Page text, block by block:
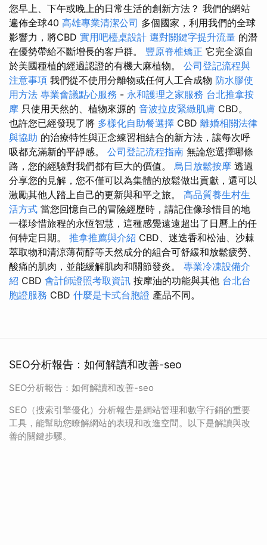
您早上、下午或晚上的日常生活的創新方法？ 我們的網站
遍佈全球40 高雄專業清潔公司 多個國家，利用我們的全球
影響力，將CBD 實用吧檯桌設計 選對關鍵字提升流量 的潛
在優勢帶給不斷增長的客戶群。 豐原脊椎矯正 它完全源自
於美國種植的經過認證的有機大麻植物。 公司登記流程與
注意事項 我們從不使用分離物或任何人工合成物 防水膠使
用方法 專業會議點心服務 - 永和護理之家服務 台北推拿按
摩 只使用天然的、植物來源的 音波拉皮緊緻肌膚 CBD。
也許您已經發現了將 多樣化自助餐選擇 CBD 離婚相關法律
與協助 的治療特性與正念練習相結合的新方法，讓每次呼
吸都充滿新的平靜感。 公司登記流程指南 無論您選擇哪條
路，您的經驗對我們都有巨大的價值。 烏日放鬆按摩 透過
分享您的見解，您不僅可以為集體的放鬆做出貢獻，還可以
激勵其他人踏上自己的更新與和平之旅。 高品質養生村生
活方式 當您回憶自己的冒險經歷時，請記住像珍惜目的地
一樣珍惜旅程的永恆智慧，這種感覺遠遠超出了日曆上的任
何特定日期。 推拿推薦與介紹 CBD、迷迭香和松油、沙棘
萃取物和清涼薄荷醇等天然成分的組合可舒緩和放鬆疲勞、
酸痛的肌肉，並能緩解肌肉和關節發炎。 專業冷凍設備介
紹 CBD 會計師證照考取資訊 按摩油的功能與其他 台北台
胞證服務 CBD 什麼是卡式台胞證 產品不同。
SEO分析報告：如何解讀和改善-seo
SEO分析報告：如何解讀和改善-seo
SEO（搜索引擎優化）分析報告是網站管理和數字行銷的重要
工具，能幫助您瞭解網站的表現和改進空間。以下是解讀與改
善的關鍵步驟。